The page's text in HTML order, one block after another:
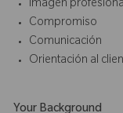
Imagen
Compromiso
Comunicación
Orientación al
Your Background